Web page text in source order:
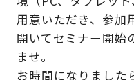
用意いただき、参加
開いてセミナー開始
ませ。
お時間になりました